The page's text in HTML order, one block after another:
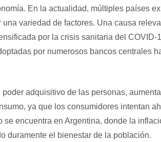
En la actualidad, múltiples países
variedad de factores. Una causa
por la crisis sanitaria del COVID-
por numerosos bancos centrales
adquisitivo de las personas,
ya que los consumidores intentan
encuentra en Argentina, donde la
duramente el bienestar de la población.